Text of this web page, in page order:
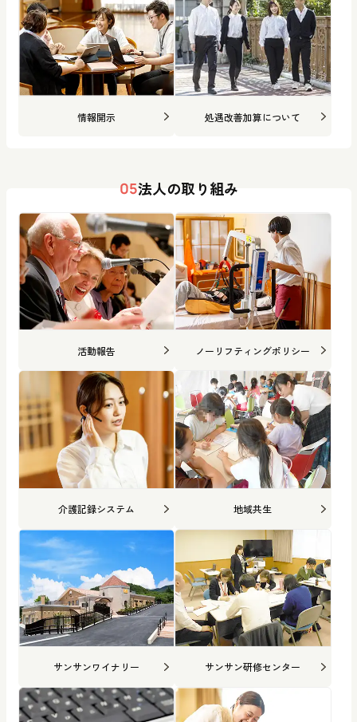
情報開示 処遇改善加算について
05法人の取り組み
活動報告 ノーリフティングポリシー
介護記録システム 地域共生
サンサンワイナリー サンサン研修センター